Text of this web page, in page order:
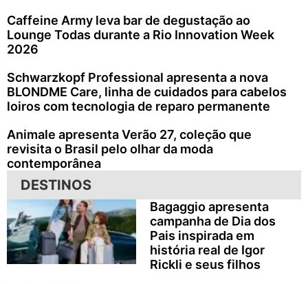
Caffeine Army leva bar de degustação ao
Lounge Todas durante a Rio Innovation Week
2026
Schwarzkopf Professional apresenta a nova
BLONDME Care, linha de cuidados para cabelos
loiros com tecnologia de reparo permanente
Animale apresenta Verão 27, coleção que
revisita o Brasil pelo olhar da moda
contemporânea
DESTINOS
Bagaggio apresenta
campanha de Dia dos
Pais inspirada em
história real de Igor
Rickli e seus filhos